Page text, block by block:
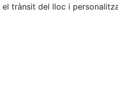
trànsit del lloc i